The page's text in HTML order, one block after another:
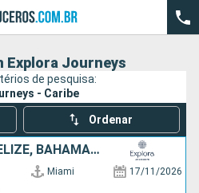
Explora Journeys
de pesquisa:
- Caribe
Ordenar
MÉXICO, HONDURAS, BELIZE, BAHAMAS, ESTADOS UNIDOS
Miami 17/11/2026